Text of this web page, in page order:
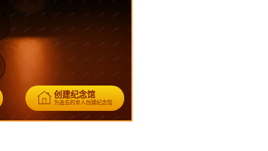
创建纪念馆
为逝去的亲人创建纪念馆